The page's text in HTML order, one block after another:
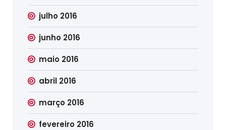
julho 2016
junho 2016
maio 2016
abril 2016
março 2016
fevereiro 2016